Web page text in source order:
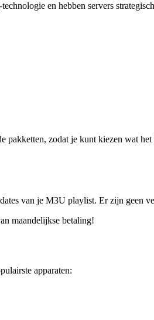
en hebben servers
zodat je kunt kiezen wat het
van je M3U playlist. Er zijn geen
maandelijkse betaling!
apparaten: